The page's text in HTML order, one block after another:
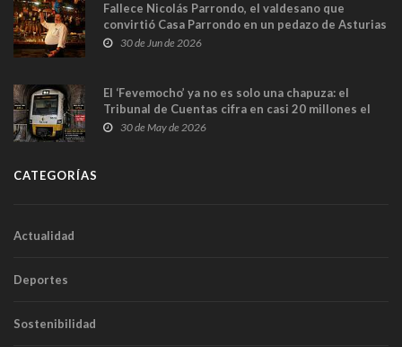
Fallece Nicolás Parrondo, el valdesano que
convirtió Casa Parrondo en un pedazo de Asturias
en Madrid
30 de Jun de 2026
El ‘Fevemocho’ ya no es solo una chapuza: el
Tribunal de Cuentas cifra en casi 20 millones el
sobrecoste de los trenes que no cabían por los
30 de May de 2026
CATEGORÍAS
Actualidad
Deportes
Sostenibilidad